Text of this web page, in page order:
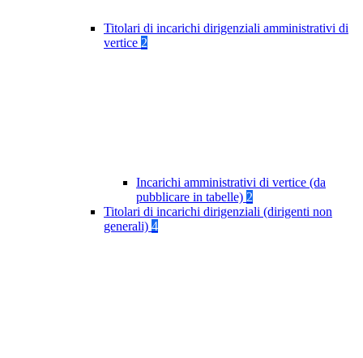
Titolari di incarichi dirigenziali amministrativi di
vertice 2
Incarichi amministrativi di vertice (da
pubblicare in tabelle) 2
Titolari di incarichi dirigenziali (dirigenti non
generali) 4